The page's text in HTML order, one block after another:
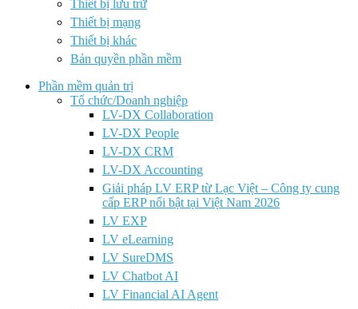
Thiết bị lưu trữ
Thiết bị mạng
Thiết bị khác
Bản quyền phần mềm
Phần mềm quản trị
Tổ chức/Doanh nghiệp
LV-DX Collaboration
LV-DX People
LV-DX CRM
LV-DX Accounting
Giải pháp LV ERP từ Lạc Việt – Công ty cung
cấp ERP nổi bật tại Việt Nam 2026
LV EXP
LV eLearning
LV SureDMS
LV Chatbot AI
LV Financial AI Agent